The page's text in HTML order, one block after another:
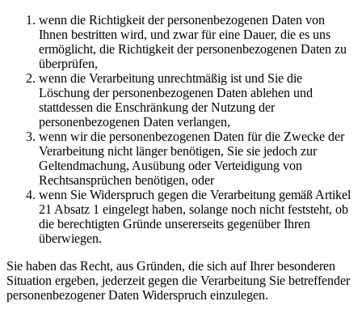
wenn die Richtigkeit der personenbezogenen Daten von
Ihnen bestritten wird, und zwar für eine Dauer, die es uns
ermöglicht, die Richtigkeit der personenbezogenen Daten zu
überprüfen,
wenn die Verarbeitung unrechtmäßig ist und Sie die
Löschung der personenbezogenen Daten ablehen und
stattdessen die Enschränkung der Nutzung der
personenbezogenen Daten verlangen,
wenn wir die personenbezogenen Daten für die Zwecke der
Verarbeitung nicht länger benötigen, Sie sie jedoch zur
Geltendmachung, Ausübung oder Verteidigung von
Rechtsansprüchen benötigen, oder
wenn Sie Widerspruch gegen die Verarbeitung gemäß Artikel
21 Absatz 1 eingelegt haben, solange noch nicht feststeht, ob
die berechtigten Gründe unsererseits gegenüber Ihren
überwiegen.
Sie haben das Recht, aus Gründen, die sich auf Ihrer besonderen
Situation ergeben, jederzeit gegen die Verarbeitung Sie betreffender
personenbezogener Daten Widerspruch einzulegen.